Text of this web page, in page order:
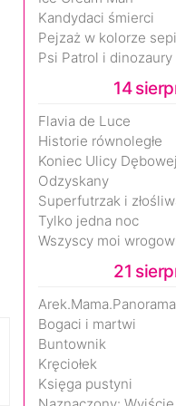
Kandydaci śmierci
Pejzaż w kolorze
Psi Patrol i dinozaury
14
Flavia de Luce
Historie równoległe
Koniec Ulicy Dębowej
Odzyskany
Superfutrzak i
Tylko jedna noc
Wszyscy moi
21
Arek.Mama.Panorama
Bogaci i martwi
Buntownik
Kręciołek
Księga pustyni